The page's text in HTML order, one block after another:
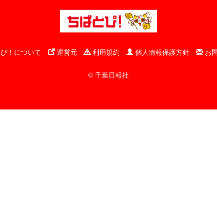
！について 運営元 利用規約 個人情報保護方針 お
© 千葉日報社